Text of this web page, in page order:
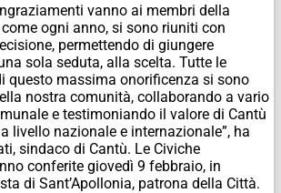
vanno ai membri della
ogni anno, si sono riuniti con
permettendo di giungere
sola seduta, alla scelta. Tutte le
questo massima onorificenza si sono
nostra comunità, collaborando a vario
e testimoniando il valore di Cantù
livello nazionale e internazionale”, ha
sindaco di Cantù. Le Civiche
conferite giovedì 9 febbraio, in
di Sant’Apollonia, patrona della Città.